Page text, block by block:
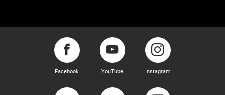
Facebook YouTube Instagram